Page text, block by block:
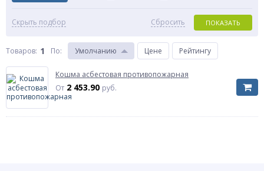
Скрыть подбор ПОКАЗАТЬ
Сбросить
Товаров: 1 По: Умолчанию Цене Рейтингу
Кошма асбестовая противопожарная
От 2 453.90 руб.